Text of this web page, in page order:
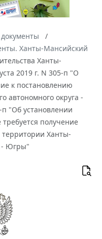
Ханты-Мансийский
Ханты-
2019 г. N 305-п "О
к постановлению
автономного округа -
"Об установлении
получение
Ханты-
- Югры"